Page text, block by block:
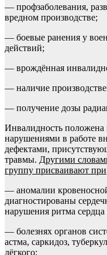
— профзаболевания,
вредном производстве;
— боевые ранения у
действий;
— врождённая
— наличие
— получение дозы
Инвалидность положена
нарушениями в работе
дефектами,
травмы. Другими
группу присваивают при
— аномалии
диагностированы
нарушения ритма
— болезнях органов
астма, саркидоз,
лёгкого;